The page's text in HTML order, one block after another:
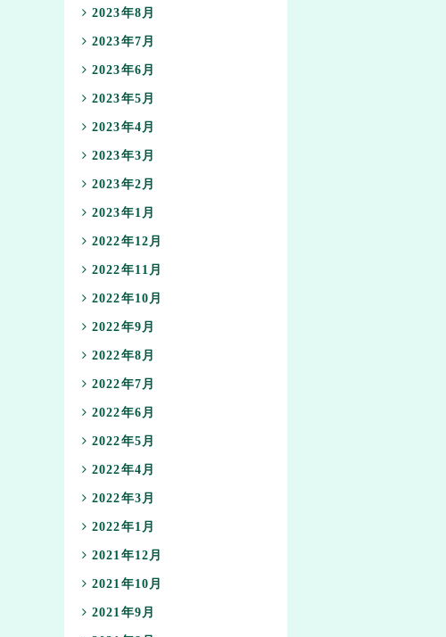
2023年8月
2023年7月
2023年6月
2023年5月
2023年4月
2023年3月
2023年2月
2023年1月
2022年12月
2022年11月
2022年10月
2022年9月
2022年8月
2022年7月
2022年6月
2022年5月
2022年4月
2022年3月
2022年1月
2021年12月
2021年10月
2021年9月